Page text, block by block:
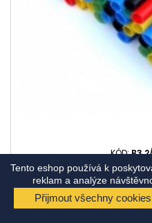
Tento eshop používá k
reklam a analýze
Přijmout všechny cookies
KÓD:
BUŽÍRKA